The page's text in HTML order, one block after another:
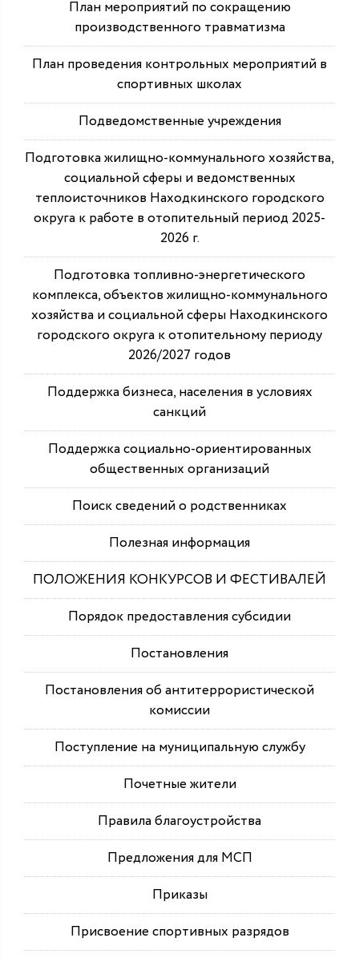
План мероприятий по сокращению
производственного травматизма
План проведения контрольных мероприятий в
спортивных школах
Подведомственные учреждения
Подготовка жилищно-коммунального хозяйства,
социальной сферы и ведомственных
теплоисточников Находкинского городского
округа к работе в отопительный период 2025-
2026 г.
Подготовка топливно-энергетического
комплекса, объектов жилищно-коммунального
хозяйства и социальной сферы Находкинского
городского округа к отопительному периоду
2026/2027 годов
Поддержка бизнеса, населения в условиях
санкций
Поддержка социально-ориентированных
общественных организаций
Поиск сведений о родственниках
Полезная информация
ПОЛОЖЕНИЯ КОНКУРСОВ И ФЕСТИВАЛЕЙ
Порядок предоставления субсидии
Постановления
Постановления об антитеррористической
комиссии
Поступление на муниципальную службу
Почетные жители
Правила благоустройства
Предложения для МСП
Приказы
Присвоение спортивных разрядов